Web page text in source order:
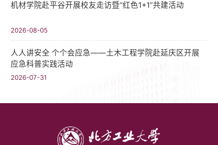
机材学院赴平谷开展校友走访暨“红色1+1”共建活动
2026-08-05
人人讲安全 个个会应急——土木工程学院赴延庆区开展
应急科普实践活动
2026-07-31